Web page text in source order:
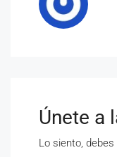
Únete a
Lo siento,